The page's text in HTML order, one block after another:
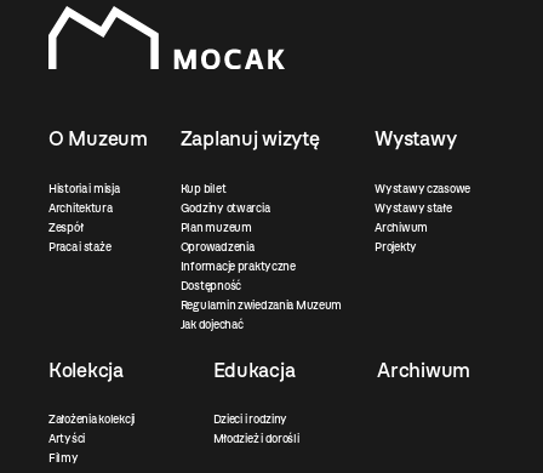
O Muzeum
Historia i misja
Architektura
Zespół
Praca i staże
Zaplanuj wizytę
Kup bilet
Godziny otwarcia
Plan muzeum
Oprowadzenia
Informacje praktyczne
Dostępność
Regulamin zwiedzania Muzeum
Jak dojechać
Wystawy
Wystawy czasowe
Wystawy stałe
Archiwum
Projekty
Kolekcja
Założenia kolekcji
Artyści
Filmy
Edukacja
Dzieci i rodziny
Młodzież i dorośli
Archiwum